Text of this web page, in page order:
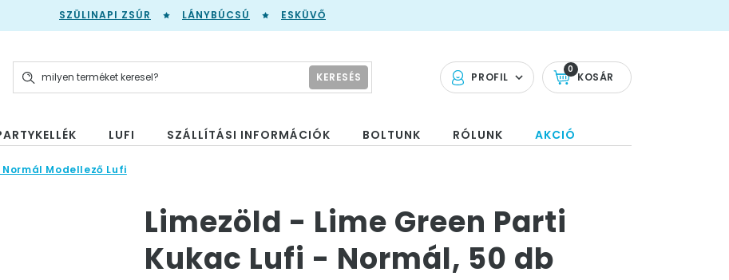
SZÜLINAPI ZSÚR LÁNYBÚCSÚ ESKÜVŐ
PROFIL KOSÁR
0
KERESÉS
LUFI SZÁLLÍTÁSI INFORMÁCIÓK BOLTUNK RÓLUNK AKCIÓ
Normál Modellező Lufi
Limezöld - Lime Green Parti
Kukac Lufi - Normál, 50 db